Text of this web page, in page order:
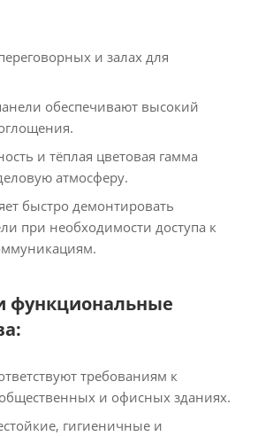
и залах для
обеспечивают высокий
и тёплая цветовая гамма
атмосферу.
быстро демонтировать
при необходимости доступа к
функциональные
требованиям к
и офисных зданиях.
гигиеничные и